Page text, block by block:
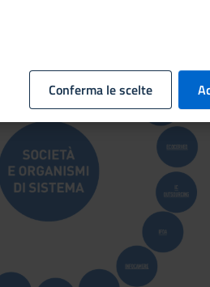
Conferma le scelte